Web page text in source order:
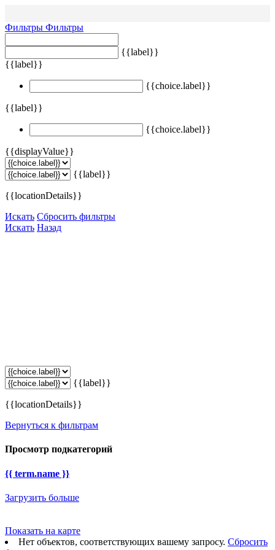
Фильтры Фильтры
{{label}}
{{label}}
{{choice.label}}
{{label}}
{{choice.label}}
{{displayValue}}
{{label}}
{{locationDetails}}
Искать Сбросить фильтры
Искать Назад
{{label}}
{{locationDetails}}
Вернуться к фильтрам
Просмотр подкатегорий
{{ term.name }}
Загрузить больше
Показать на карте
Нет объектов, соответствующих вашему запросу. Сбросить